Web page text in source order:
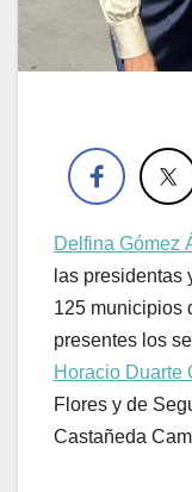
Delfina Gómez
las presidentas
125 municipios
presentes los
Horacio Duarte
Flores y de
Castañeda